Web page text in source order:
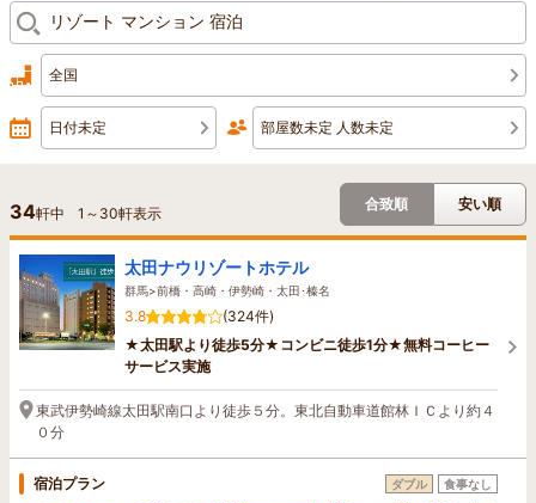
全国
日付未定 部屋数未定 人数未定
34軒中 1 ～ 30軒表示
合致順 安い順
太田ナウリゾートホテル
群馬>前橋・高崎・伊勢崎・太田･榛名
3.8
(324件)
★太田駅より徒歩5分★コンビニ徒歩1分★無料コーヒー
サービス実施
東武伊勢崎線太田駅南口より徒歩５分。東北自動車道館林ＩＣより約４
０分
宿泊プラン ダブル 食事なし